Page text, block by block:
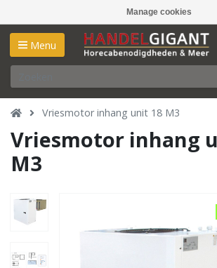
Manage cookies
Menu
Vriesmotor inhang unit 18 M3
Vriesmotor inhang
M3